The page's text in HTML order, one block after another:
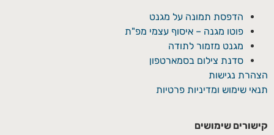
הדפסת תמונה על מגנט
פוטו מגנה – איסוף עצמי מפ"ת
מגנט מזמור לתודה
סדנת צילום בסמארטפון
הצהרת נגישות
תנאי שימוש ומדיניות פרטיות
קישורים שימושים